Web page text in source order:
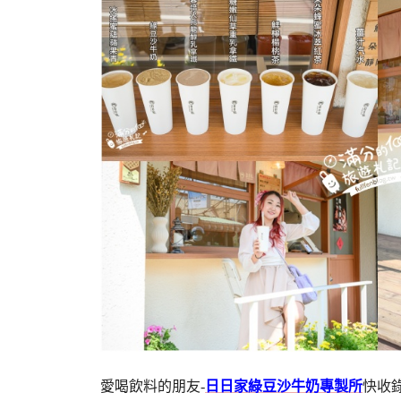
愛喝飲料的朋友- 日日家綠豆沙牛奶專製所快收